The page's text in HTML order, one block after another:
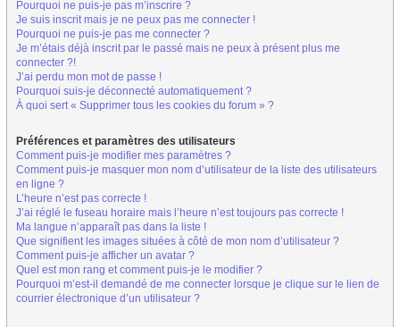
Pourquoi ne puis-je pas m’inscrire ?
Je suis inscrit mais je ne peux pas me connecter !
Pourquoi ne puis-je pas me connecter ?
Je m’étais déjà inscrit par le passé mais ne peux à présent plus me
connecter ?!
J’ai perdu mon mot de passe !
Pourquoi suis-je déconnecté automatiquement ?
À quoi sert « Supprimer tous les cookies du forum » ?
Préférences et paramètres des utilisateurs
Comment puis-je modifier mes paramètres ?
Comment puis-je masquer mon nom d’utilisateur de la liste des utilisateurs
en ligne ?
L’heure n’est pas correcte !
J’ai réglé le fuseau horaire mais l’heure n’est toujours pas correcte !
Ma langue n’apparaît pas dans la liste !
Que signifient les images situées à côté de mon nom d’utilisateur ?
Comment puis-je afficher un avatar ?
Quel est mon rang et comment puis-je le modifier ?
Pourquoi m’est-il demandé de me connecter lorsque je clique sur le lien de
courrier électronique d’un utilisateur ?